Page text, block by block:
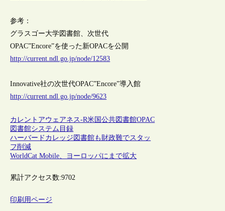
参考：
グラスゴー大学図書館、次世代
OPAC”Encore”を使った新OPACを公開
http://current.ndl.go.jp/node/12583
Innovative社の次世代OPAC”Encore”導入館
http://current.ndl.go.jp/node/9623
カレントアウェアネス-R米国公共図書館OPAC
図書館システム 目録
ハーバードカレッジ図書館も財政難でスタッ
フ削減
WorldCat Mobile、ヨーロッパにまで拡大
累計アクセス数:9702
印刷用ページ